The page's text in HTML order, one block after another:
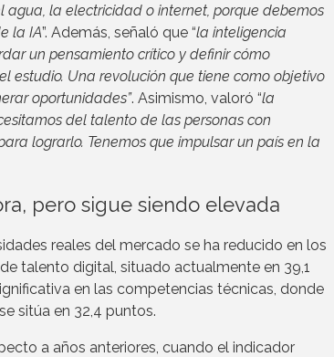
agua, la electricidad o internet, porque debemos
la IA”. Además, señaló que “la inteligencia
un pensamiento crítico y definir cómo
estudio. Una revolución que tiene como objetivo
oportunidades”. Asimismo, valoró “la
del talento de las personas con
lograrlo. Tenemos que impulsar un país en la
pero sigue siendo elevada
reales del mercado se ha reducido en los
talento digital, situado actualmente en 39,1
en las competencias técnicas, donde
sitúa en 32,4 puntos.
a años anteriores, cuando el indicador